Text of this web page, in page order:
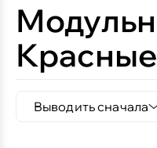
Красные
Выводить сначала